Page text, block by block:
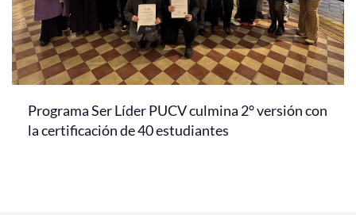
Programa Ser Líder PUCV culmina 2° versión con
la certificación de 40 estudiantes